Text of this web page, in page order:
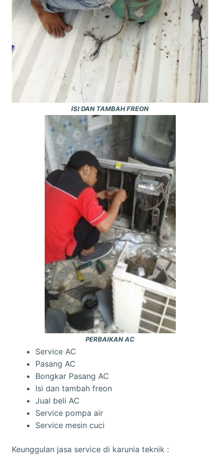
ISI DAN TAMBAH FREON
PERBAIKAN AC
Service AC
Pasang AC
Bongkar Pasang AC
Isi dan tambah freon
Jual beli AC
Service pompa air
Service mesin cuci
Keunggulan jasa service di karunia teknik :